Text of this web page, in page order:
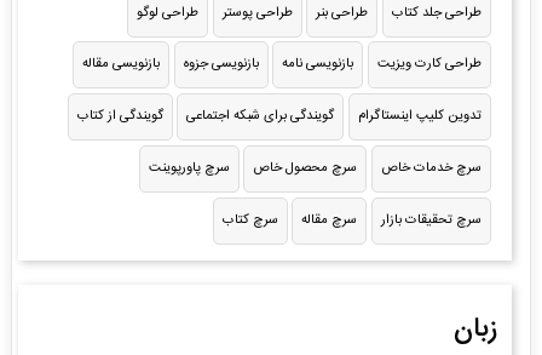
طراحی جلد کتاب طراحی بنر طراحی پوستر طراحی لوگو
طراحی کارت ویزیت بازنویسی نامه بازنویسی جزوه بازنویسی مقاله
تدوین کلیپ اینستاگرام گویندگی برای شبکه اجتماعی گویندگی از کتاب
سرچ خدمات خاص سرچ محصول خاص سرچ پاورپوینت
سرچ تحقیقات بازار سرچ مقاله سرچ کتاب
زبان